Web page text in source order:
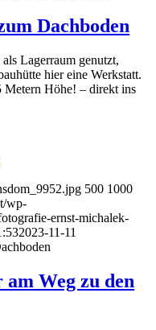
Dachboden
Lagerraum genutzt,
hier eine Werkstatt.
Höhe! – direkt ins
500 1000
wp-
ernst-michalek-
2023-11-11
Weg zu den